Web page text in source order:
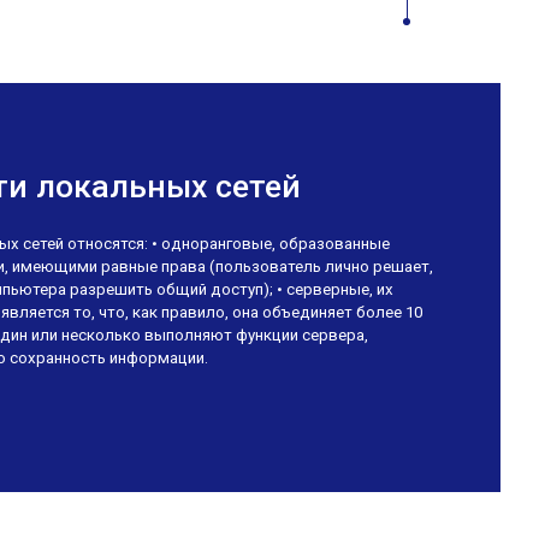
локальных сетей
сетей относятся: • одноранговые, образованные
имеющими равные права (пользователь лично решает,
разрешить общий доступ); • серверные, их
то, что, как правило, она объединяет более 10
или несколько выполняют функции сервера,
сохранность информации.